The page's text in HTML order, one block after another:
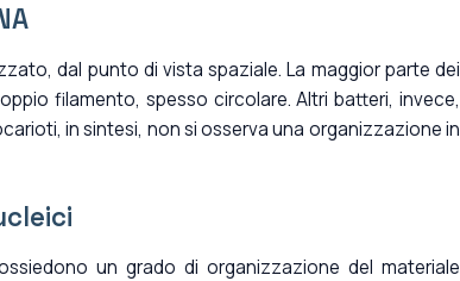
dal punto di vista spaziale. La maggior parte dei
filamento, spesso circolare. Altri batteri, invece,
in sintesi, non si osserva una organizzazione in
un grado di organizzazione del materiale